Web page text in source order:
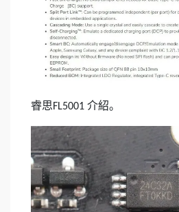
睿思FL5001 介紹。